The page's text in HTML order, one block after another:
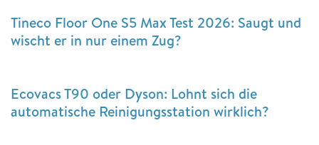
Tineco Floor One S5 Max Test 2026: Saugt und
wischt er in nur einem Zug?
Ecovacs T90 oder Dyson: Lohnt sich die
automatische Reinigungsstation wirklich?